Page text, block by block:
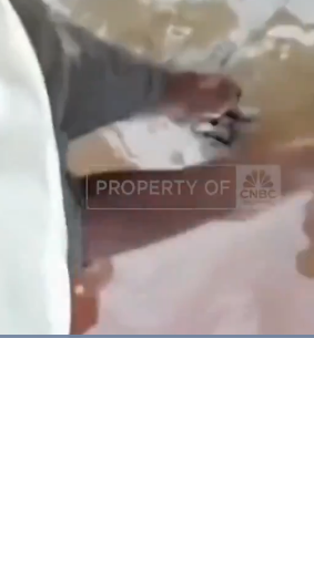
sedang dibangun hingga akhirnya
2024).